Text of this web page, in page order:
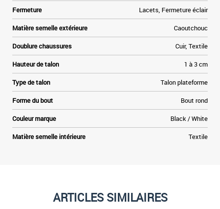
Fermeture Lacets, Fermeture éclair
Matière semelle extérieure Caoutchouc
Doublure chaussures Cuir, Textile
Hauteur de talon 1 à 3 cm
Type de talon Talon plateforme
Forme du bout Bout rond
Couleur marque Black / White
Matière semelle intérieure Textile
ARTICLES SIMILAIRES